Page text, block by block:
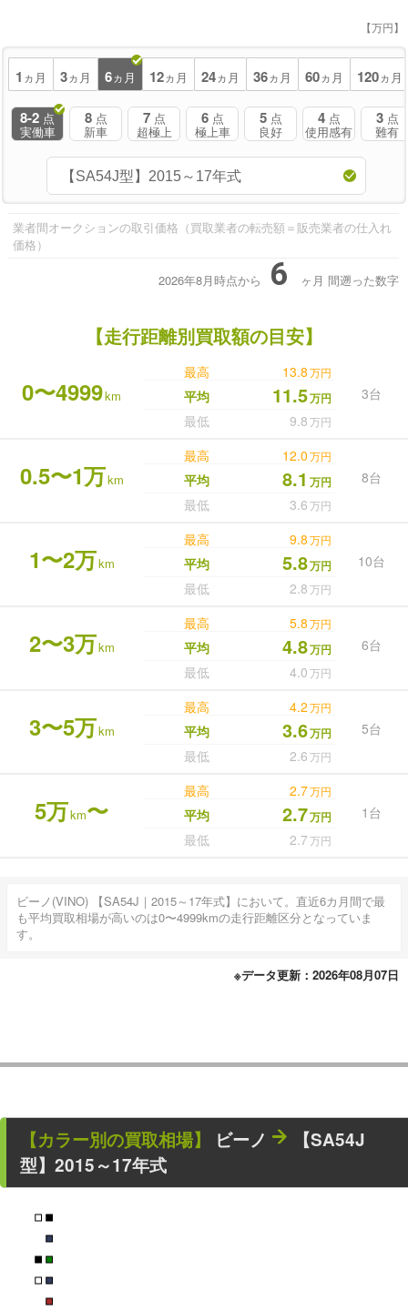
【万円】
1 ヵ月 3ヵ月 6ヵ月 12ヵ月 24ヵ月 36ヵ月 60ヵ月 120ヵ月
8-2 点
実働車
8 点
新車
7 点
超極上
6 点
極上車
5 点
良好
4 点
使用感有
3 点
難有
業者間オークションの取引価格（買取業者の転売額＝販売業者の仕入れ
価格）
2026年8月時点から 6 ヶ月 間遡った数字
【走行距離別買取額の目安】
0〜4999km
最高 13.8万円
3台
平均 11.5万円
最低 9.8万円
0.5〜1万km
最高 12.0万円
8台
平均 8.1 万円
最低 3.6万円
1〜2万km
最高 9.8万円
10台
平均 5.8万円
最低 2.8万円
2〜3万km
最高 5.8万円
6台
平均 4.8万円
最低 4.0万円
3〜5万km
最高 4.2万円
5台
平均 3.6万円
最低 2.6万円
5万km〜
最高 2.7万円
1台
平均 2.7万円
最低 2.7万円
ビーノ(VINO) 【SA54J｜2015～17年式】において。直近6カ月間で最
も平均買取相場が高いのは0〜4999kmの走行距離区分となっていま
す。
※データ更新：2026年08月07日
【カラー別の買取相場】 ビーノ
【SA54J
型】2015～17年式
■ ■
■
■ ■
■ ■
■